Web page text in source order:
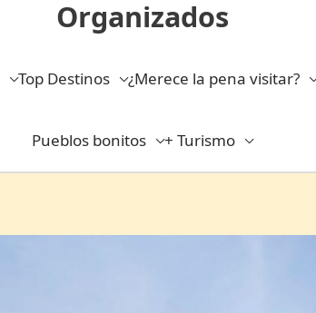
Organizados
Top Destinos ¿Merece la pena visitar?
Pueblos bonitos + Turismo